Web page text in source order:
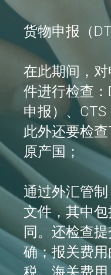
货物申报（
在此期间，
件进行检查
申报）、CTS
此外还要检
原产国；
通过外汇管
文件，其中
同。还检查
确；报关费